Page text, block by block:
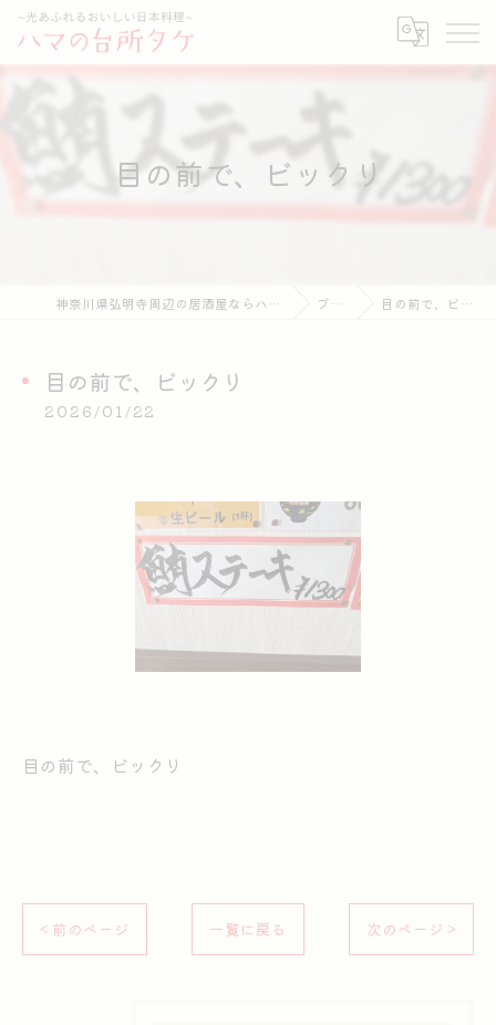
目の前で、ビックリ
神奈川県弘明寺周辺の居酒屋ならハマの台所タケ ブログ 目の前で、ビックリ
目の前で、ビックリ
2026/01/22
目の前で、ビックリ
< 前のページ 一覧に戻る 次のページ >